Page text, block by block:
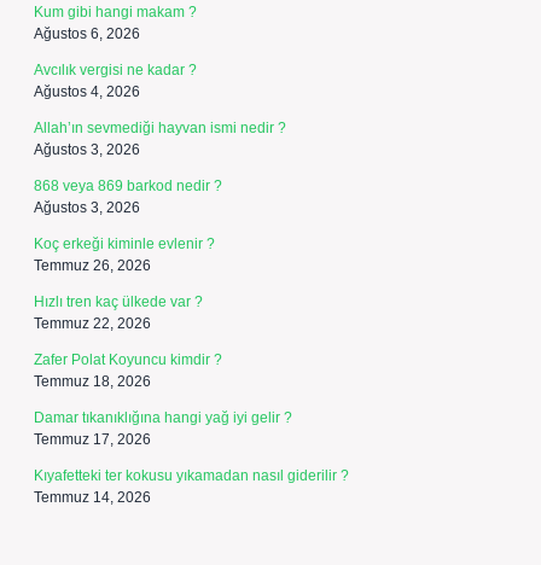
Kum gibi hangi makam ?
Ağustos 6, 2026
Avcılık vergisi ne kadar ?
Ağustos 4, 2026
Allah’ın sevmediği hayvan ismi nedir ?
Ağustos 3, 2026
868 veya 869 barkod nedir ?
Ağustos 3, 2026
Koç erkeği kiminle evlenir ?
Temmuz 26, 2026
Hızlı tren kaç ülkede var ?
Temmuz 22, 2026
Zafer Polat Koyuncu kimdir ?
Temmuz 18, 2026
Damar tıkanıklığına hangi yağ iyi gelir ?
Temmuz 17, 2026
Kıyafetteki ter kokusu yıkamadan nasıl giderilir ?
Temmuz 14, 2026